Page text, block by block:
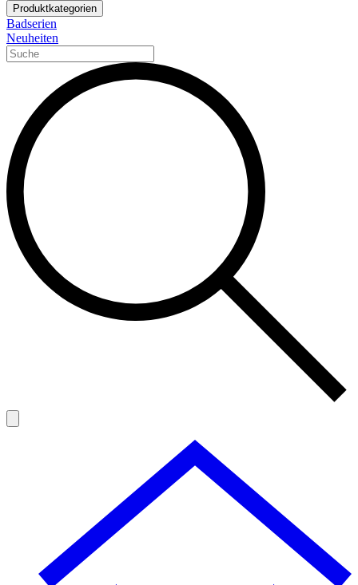
Produktkategorien
Badserien
Neuheiten